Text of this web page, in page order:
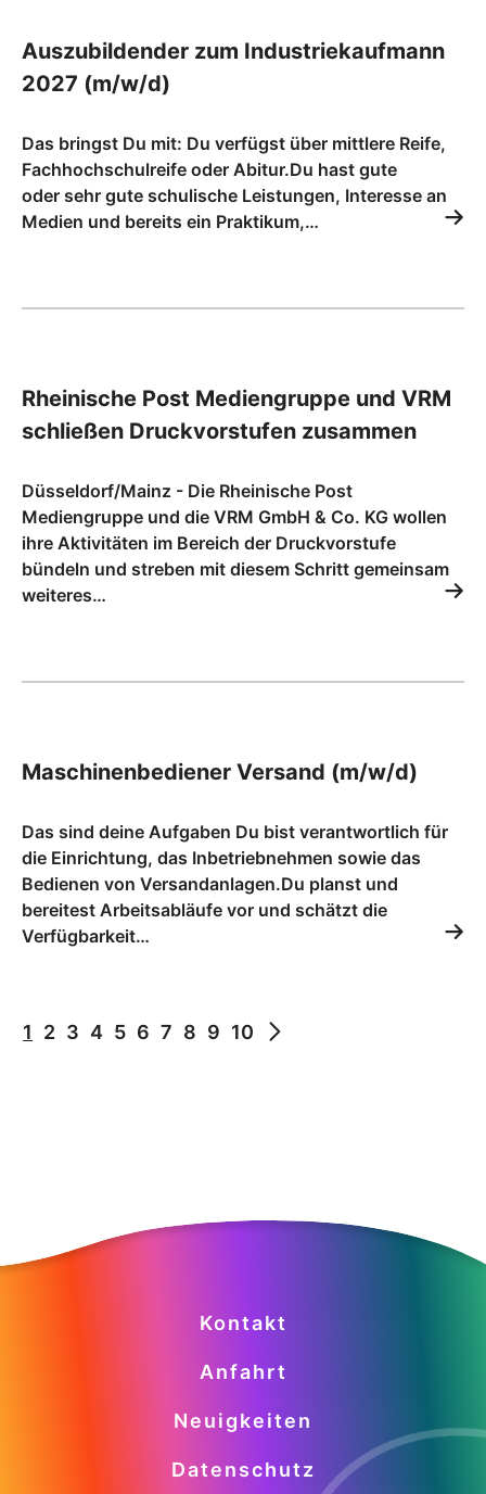
Auszubildender zum Industriekaufmann
2027 (m/w/d)
Das bringst Du mit: Du verfügst über mittlere Reife,
Fachhochschulreife oder Abitur.Du hast gute
oder sehr gute schulische Leistungen, Interesse an
Medien und bereits ein Praktikum,…
Rheinische Post Mediengruppe und VRM
schließen Druckvorstufen zusammen
Düsseldorf/Mainz - Die Rheinische Post
Mediengruppe und die VRM GmbH & Co. KG wollen
ihre Aktivitäten im Bereich der Druckvorstufe
bündeln und streben mit diesem Schritt gemeinsam
weiteres…
Maschinenbediener Versand (m/w/d)
Das sind deine Aufgaben Du bist verantwortlich für
die Einrichtung, das Inbetriebnehmen sowie das
Bedienen von Versandanlagen.Du planst und
bereitest Arbeitsabläufe vor und schätzt die
Verfügbarkeit…
1 2 3 4 5 6 7 8 9 10
Kontakt
Anfahrt
Neuigkeiten
Datenschutz